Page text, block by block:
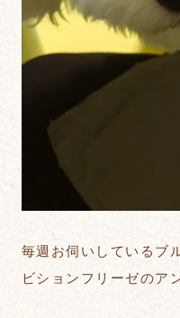
毎週お伺いしているブ
ビションフリーゼのア